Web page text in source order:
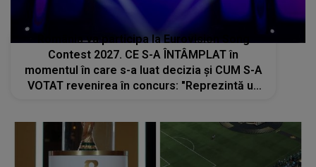
România va participa la Eurovision Song
Contest 2027. CE S-A ÎNTÂMPLAT în
momentul în care s-a luat decizia și CUM S-A
VOTAT revenirea în concurs: "Reprezintă un